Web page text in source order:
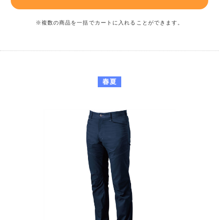
※複数の商品を一括でカートに入れることができます。